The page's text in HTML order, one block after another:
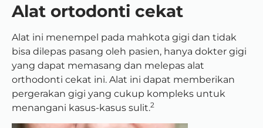
Alat ortodonti cekat
Alat ini menempel pada mahkota gigi dan tidak
bisa dilepas pasang oleh pasien, hanya dokter gigi
yang dapat memasang dan melepas alat
orthodonti cekat ini. Alat ini dapat memberikan
pergerakan gigi yang cukup kompleks untuk
menangani kasus-kasus sulit.2